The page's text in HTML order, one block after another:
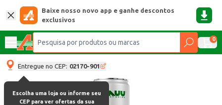
Baixe nosso novo app e ganhe descontos
exclusivos
0
Entregue no CEP: 02170-901
Escolha uma loja ou informe seu
CEP para ver ofertas da sua